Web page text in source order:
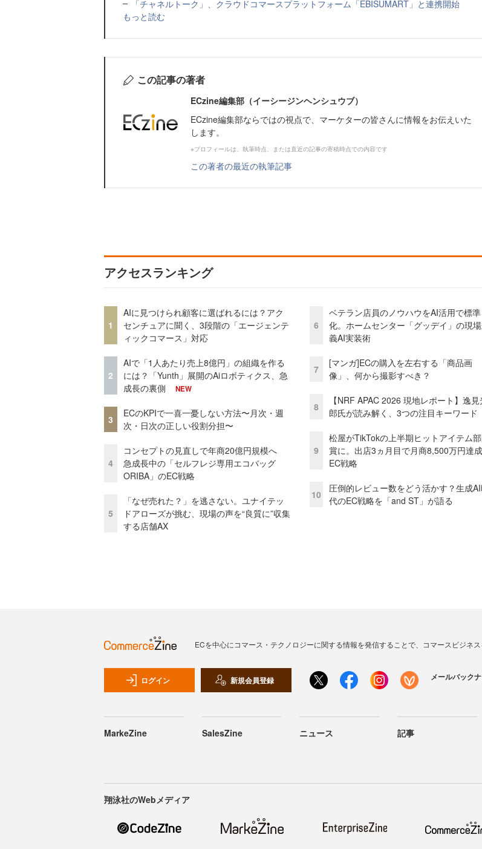
「チャネルトーク」、クラウドコマースプラットフォーム「EBISUMART」と連携開始
もっと読む
この記事の著者
ECzine編集部（イーシージンヘンシュウブ）
ECzine編集部ならではの視点で、マーケターの皆さんに情報をお伝えいた
します。
※プロフィールは、執筆時点、または直近の記事の寄稿時点での内容です
この著者の最近の執筆記事
アクセスランキング
1
AIに見つけられ顧客に選ばれるには？アク
センチュアに聞く、3段階の「エージェンテ
ィックコマース」対応
2
AIで「1人あたり売上8億円」の組織を作る
には？「Yunth」展開のAiロボティクス、急
成長の裏側
NEW
3
ECのKPIで一喜一憂しない方法〜月次・週
次・日次の正しい役割分担〜
4
コンセプトの見直しで年商20億円規模へ
急成長中の「セルフレジ専用エコバッグ
ORIBA」のEC戦略
5
「なぜ売れた？」を逃さない。ユナイテッ
ドアローズが挑む、現場の声を“良質に”収集
する店舗AX
6
ベテラン店員のノウハウをAI活用で標準
化。ホームセンター「グッデイ」の現
義AI実装術
7
[マンガ]ECの購入を左右する「商品画
像」、何から撮影すべき？
8
【NRF APAC 2026 現地レポート】逸見
郎氏が読み解く、3つの注目キーワード
9
松屋がTikTokの上半期ヒットアイテム
賞に。出店3ヵ月目で月商8,500万円達
EC戦略
10
圧倒的レビュー数をどう活かす？生成
代のEC戦略を「and ST」が語る
ECを中心にコマース・テクノロジーに関する情報を発信することで、コマースビジネス
ログイン 新規会員登録 メールバック
MarkeZine SalesZine ニュース 記事
翔泳社のWebメディア